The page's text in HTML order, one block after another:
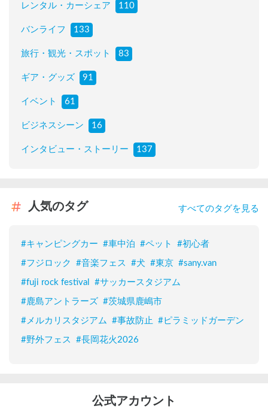
レンタル・カーシェア 110
バンライフ 133
旅行・観光・スポット 83
ギア・グッズ 91
イベント 61
ビジネスシーン 16
インタビュー・ストーリー 137
人気のタグ すべてのタグを見る
#キャンピングカー #車中泊 #ペット #初心者
#フジロック #音楽フェス #犬 #東京 #sany.van
#fuji rock festival #サッカースタジアム
#鹿島アントラーズ #茨城県鹿嶋市
# メルカリスタジアム #事故防止 #ピラミッドガーデン
#野外フェス #長岡花火2026
公式アカウント